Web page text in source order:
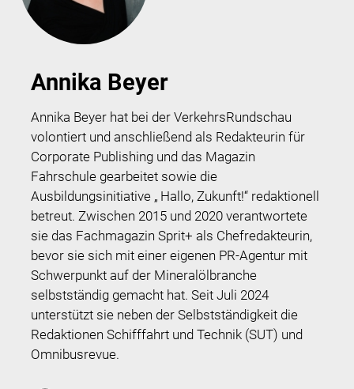
Annika Beyer
Annika Beyer hat bei der VerkehrsRundschau
volontiert und anschließend als Redakteurin für
Corporate Publishing und das Magazin
Fahrschule gearbeitet sowie die
Ausbildungsinitiative „ Hallo, Zukunft!“ redaktionell
betreut. Zwischen 2015 und 2020 verantwortete
sie das Fachmagazin Sprit+ als Chefredakteurin,
bevor sie sich mit einer eigenen PR-Agentur mit
Schwerpunkt auf der Mineralölbranche
selbstständig gemacht hat. Seit Juli 2024
unterstützt sie neben der Selbstständigkeit die
Redaktionen Schifffahrt und Technik (SUT) und
Omnibusrevue.